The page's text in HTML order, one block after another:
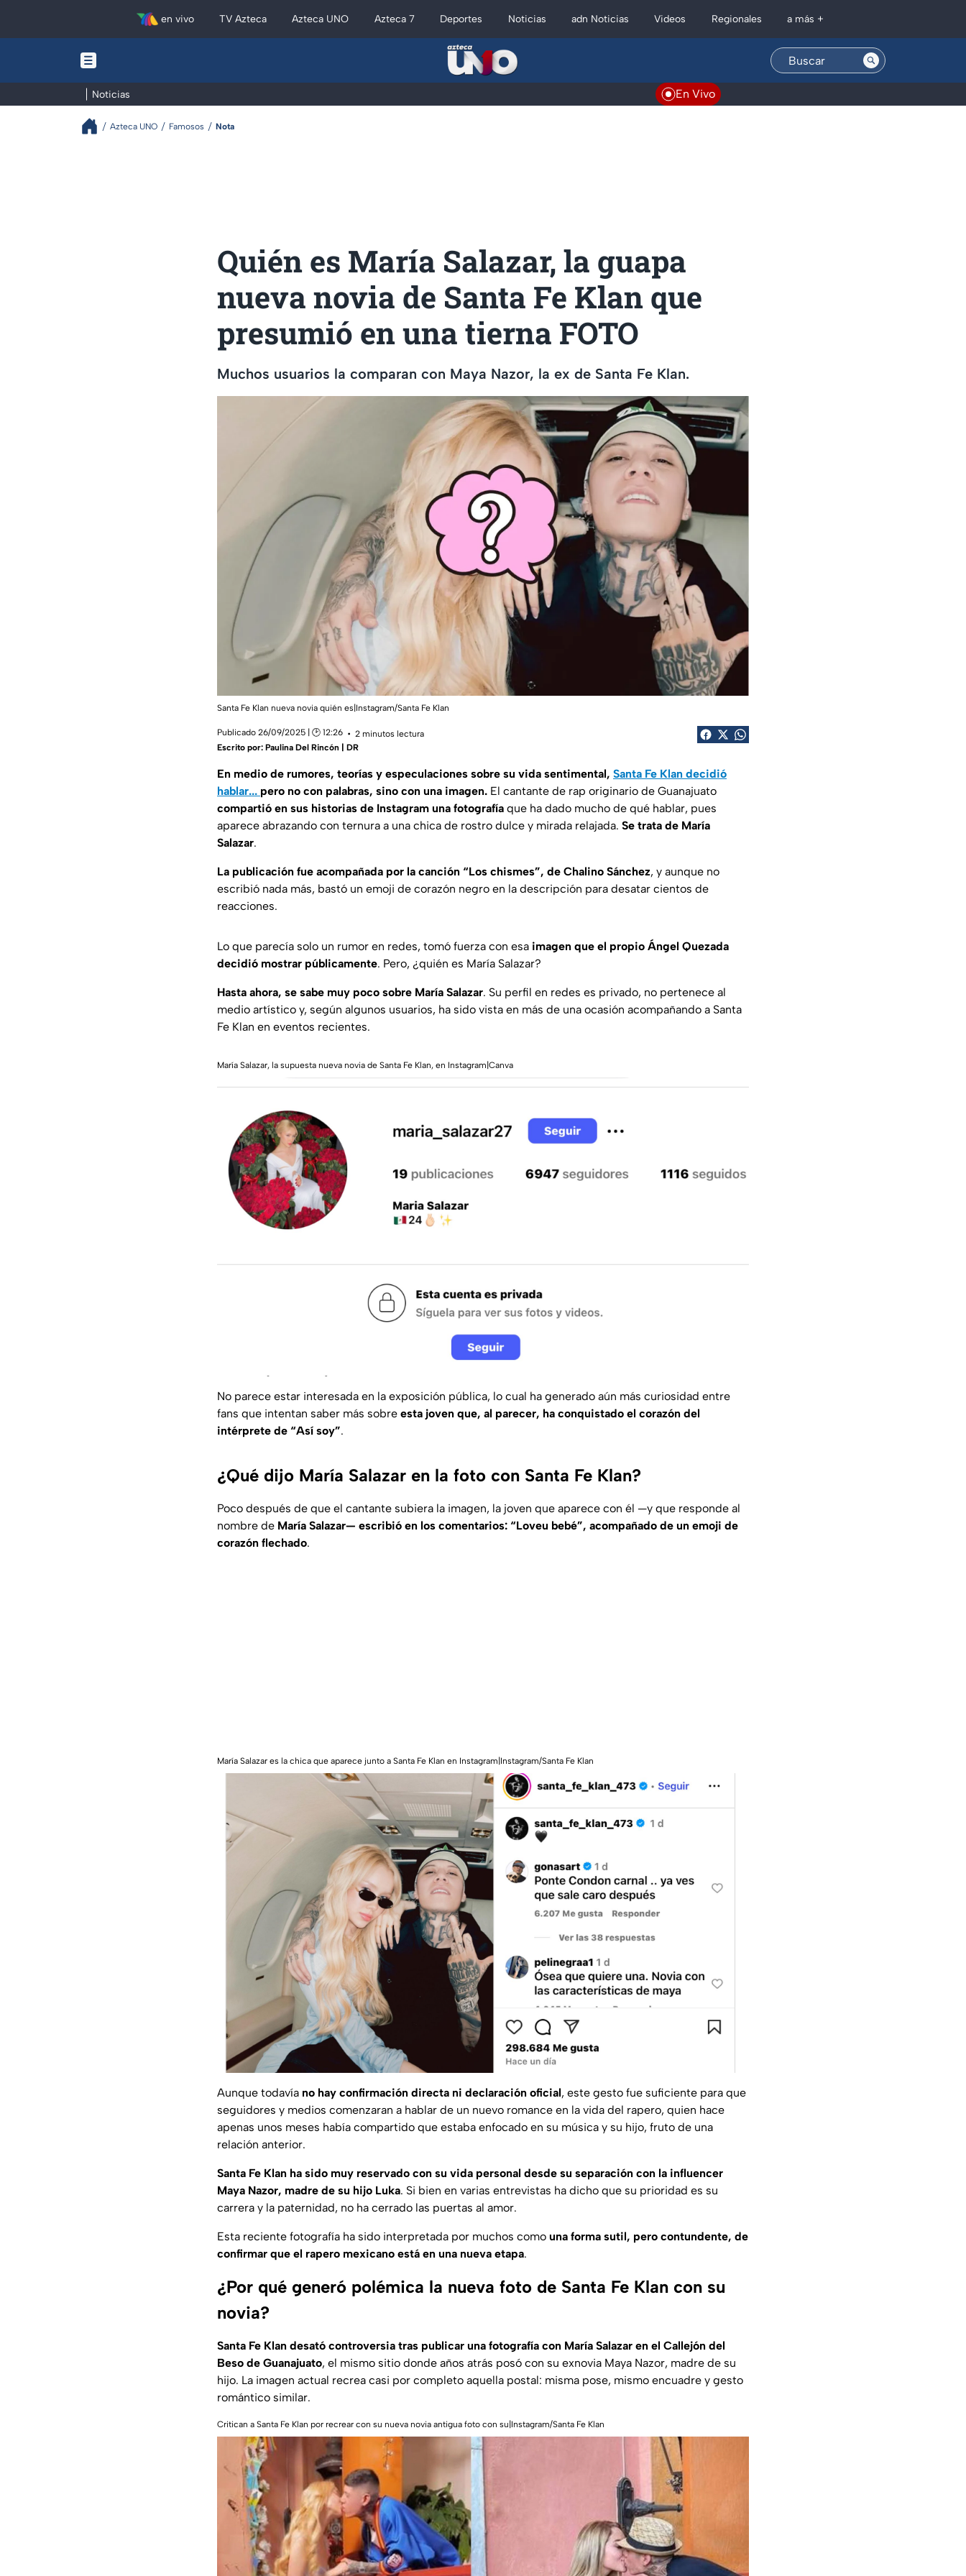
en vivo TV Azteca Azteca UNO Azteca 7 Deportes Noticias adn Noticias Videos Regionales a más +
Noticias En Vivo
Azteca UNO Famosos Nota
Quién es María Salazar, la guapa
nueva novia de Santa Fe Klan que
presumió en una tierna FOTO
Muchos usuarios la comparan con Maya Nazor, la ex de Santa Fe Klan.
Santa Fe Klan nueva novia quién es|Instagram/Santa Fe Klan
Publicado 26/09/2025 | 🕑 12:26
2 minutos lectura
Escrito por: Paulina Del Rincón | DR
En medio de rumores, teorías y especulaciones sobre su vida sentimental, Santa Fe Klan decidió
hablar... pero no con palabras, sino con una imagen. El cantante de rap originario de Guanajuato
compartió en sus historias de Instagram una fotografía que ha dado mucho de qué hablar, pues
aparece abrazando con ternura a una chica de rostro dulce y mirada relajada. Se trata de María
Salazar.
La publicación fue acompañada por la canción “Los chismes”, de Chalino Sánchez, y aunque no
escribió nada más, bastó un emoji de corazón negro en la descripción para desatar cientos de
reacciones.
Lo que parecía solo un rumor en redes, tomó fuerza con esa imagen que el propio Ángel Quezada
decidió mostrar públicamente. Pero, ¿quién es María Salazar?
Hasta ahora, se sabe muy poco sobre María Salazar. Su perfil en redes es privado, no pertenece al
medio artístico y, según algunos usuarios, ha sido vista en más de una ocasión acompañando a Santa
Fe Klan en eventos recientes.
María Salazar, la supuesta nueva novia de Santa Fe Klan, en Instagram|Canva
No parece estar interesada en la exposición pública, lo cual ha generado aún más curiosidad entre
fans que intentan saber más sobre esta joven que, al parecer, ha conquistado el corazón del
intérprete de “Así soy”.
¿Qué dijo María Salazar en la foto con Santa Fe Klan?
Poco después de que el cantante subiera la imagen, la joven que aparece con él —y que responde al
nombre de María Salazar— escribió en los comentarios: “Loveu bebé”, acompañado de un emoji de
corazón flechado.
María Salazar es la chica que aparece junto a Santa Fe Klan en Instagram|Instagram/Santa Fe Klan
Aunque todavía no hay confirmación directa ni declaración oficial, este gesto fue suficiente para que
seguidores y medios comenzaran a hablar de un nuevo romance en la vida del rapero, quien hace
apenas unos meses había compartido que estaba enfocado en su música y su hijo, fruto de una
relación anterior.
Santa Fe Klan ha sido muy reservado con su vida personal desde su separación con la influencer
Maya Nazor, madre de su hijo Luka. Si bien en varias entrevistas ha dicho que su prioridad es su
carrera y la paternidad, no ha cerrado las puertas al amor.
Esta reciente fotografía ha sido interpretada por muchos como una forma sutil, pero contundente, de
confirmar que el rapero mexicano está en una nueva etapa.
¿Por qué generó polémica la nueva foto de Santa Fe Klan con su
novia?
Santa Fe Klan desató controversia tras publicar una fotografía con María Salazar en el Callejón del
Beso de Guanajuato, el mismo sitio donde años atrás posó con su exnovia Maya Nazor, madre de su
hijo. La imagen actual recrea casi por completo aquella postal: misma pose, mismo encuadre y gesto
romántico similar.
Critican a Santa Fe Klan por recrear con su nueva novia antigua foto con su|Instagram/Santa Fe Klan